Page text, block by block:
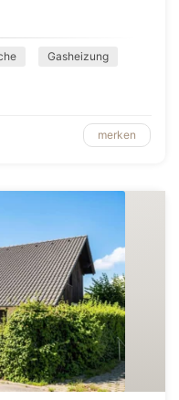
Gasheizung
merken